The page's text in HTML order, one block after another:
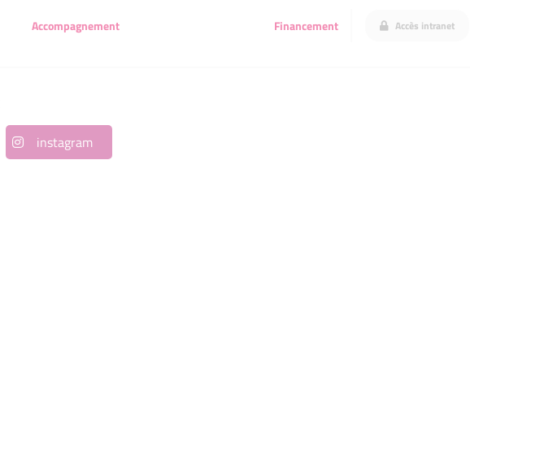
Accompagnement Financement Accès intranet
instagram